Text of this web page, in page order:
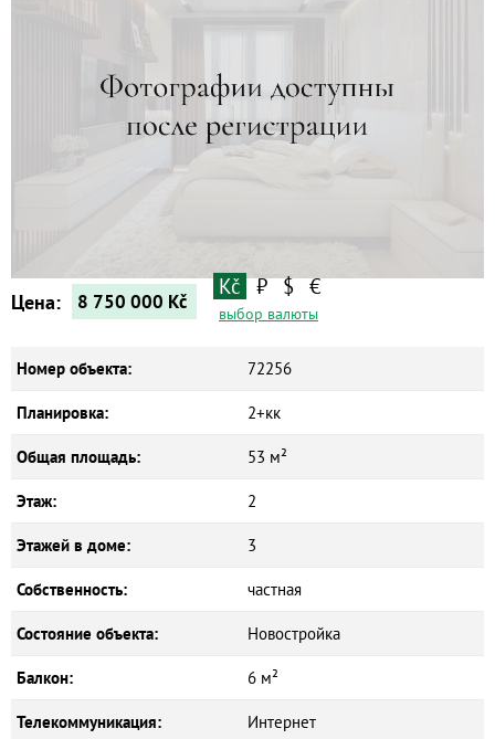
Квартиры
Цена: 8 750 000 Kč
Kč ₽ $ €
выбор валюты
Номер объекта: 72256
Планировка: 2+кк
Общая площадь: 53 м²
Этаж: 2
Этажей в доме: 3
Собственность: частная
Состояние объекта: Новостройка
Балкон: 6 м²
Телекоммуникация: Интернет